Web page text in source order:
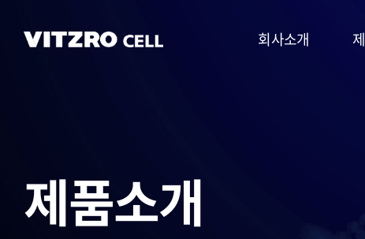
회사소개
제품소개